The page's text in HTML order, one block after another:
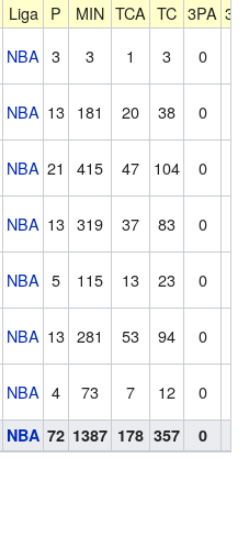
Liga P MIN TCA TC 3PA 3P
NBA 3 3 1 3 0
NBA 13 181 20 38 0
NBA 21 415 47 104 0
NBA 13 319 37 83 0
NBA 5 115 13 23 0
NBA 13 281 53 94 0
NBA 4 73 7 12 0
NBA 72 1387 178 357 0